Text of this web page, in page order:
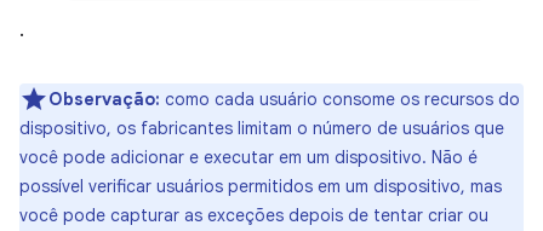
.
Observação: como cada usuário consome os recursos do
dispositivo, os fabricantes limitam o número de usuários que
você pode adicionar e executar em um dispositivo. Não é
possível verificar usuários permitidos em um dispositivo, mas
você pode capturar as exceções depois de tentar criar ou